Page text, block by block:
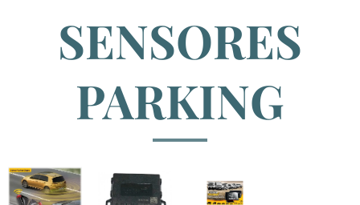
SENSORES
PARKING